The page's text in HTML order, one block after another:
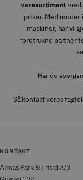
varesortimentmed
priser. Med
maskiner, har vi
foretrukne partner
Har du
Så kontakt vores
KONTAKT
Almas Park & Fritid A/S